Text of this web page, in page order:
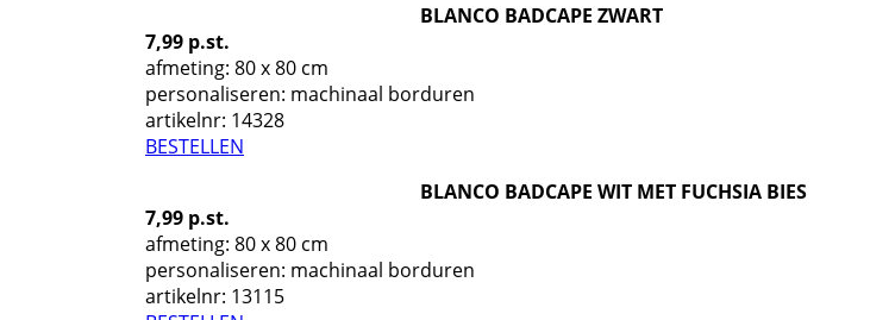
BLANCO BADCAPE ZWART
7,99 p.st.
afmeting: 80 x 80 cm
personaliseren: machinaal borduren
artikelnr: 14328
BESTELLEN
BLANCO BADCAPE WIT MET FUCHSIA BIES
7,99 p.st.
afmeting: 80 x 80 cm
personaliseren: machinaal borduren
artikelnr: 13115